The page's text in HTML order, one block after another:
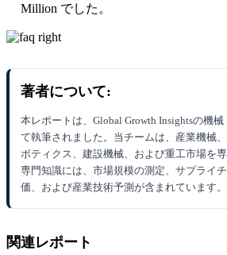
Million でした。
著者について:
本レポートは、Global Growth Insightsの機
て執筆されました。当チームは、産業機械
ボティクス、建設機械、および重工市場を
専門知識には、市場規模の測定、サプライ
価、および産業技術予測が含まれています。
関連レポート